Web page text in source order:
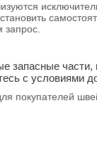
запрос.
запасные
с условиями
покупателей